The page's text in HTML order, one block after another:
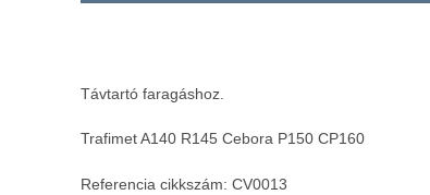
Távtartó faragáshoz.
Trafimet A140 R145 Cebora P150 CP160
Referencia cikkszám: CV0013